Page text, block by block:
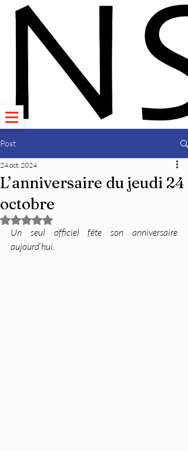
Post
L’anniversaire du jeudi 24
octobre
24 oct. 2024
Noté NaN étoiles sur 5.
Un seul officiel fête son anniversaire
aujourd’hui.